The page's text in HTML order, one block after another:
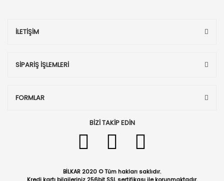
İLETİŞİM
SİPARİŞ İŞLEMLERİ
FORMLAR
BİZİ TAKİP EDİN
BİLKAR 2020 © Tüm hakları saklıdır.